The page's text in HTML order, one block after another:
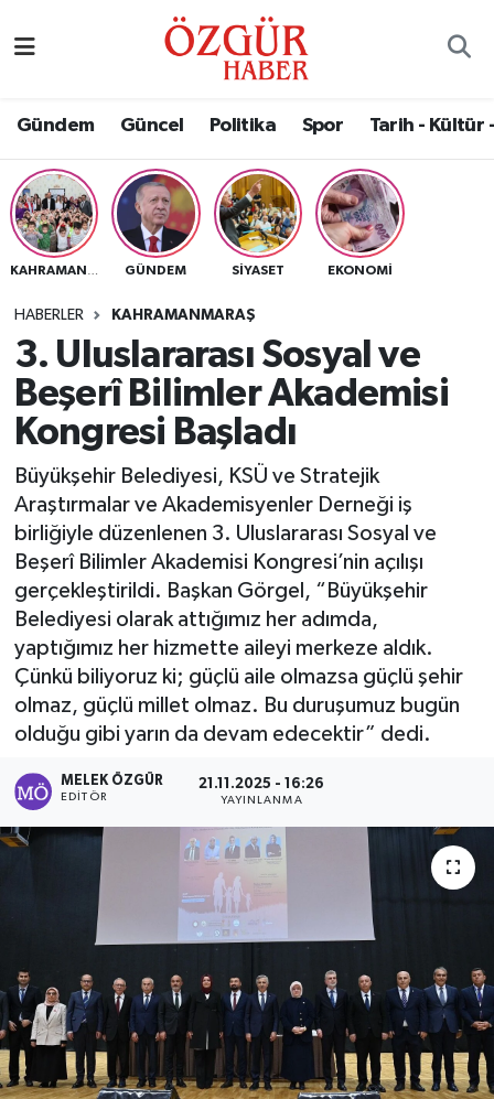
Gündem Güncel Politika Spor Tarih - Kültür
GÜNDEM SIYASET EKONOMI
HABERLER KAHRAMANMARAŞ
3. Uluslararası Sosyal ve
Beşerî Bilimler Akademisi
Kongresi Başladı
Büyükşehir Belediyesi, KSÜ ve Stratejik
Araştırmalar ve Akademisyenler Derneği iş
birliğiyle düzenlenen 3. Uluslararası Sosyal ve
Beşerî Bilimler Akademisi Kongresi’nin açılışı
gerçekleştirildi. Başkan Görgel, “Büyükşehir
Belediyesi olarak attığımız her adımda,
yaptığımız her hizmette aileyi merkeze aldık.
Çünkü biliyoruz ki; güçlü aile olmazsa güçlü şehir
olmaz, güçlü millet olmaz. Bu duruşumuz bugün
olduğu gibi yarın da devam edecektir” dedi.
MELEK ÖZGÜR
EDITÖR
21.11.2025 - 16:26
YAYINLANMA
Eğitim
Ekonomi
Güncel
Gündem
Magazin
Politika
Sağlık
Spor
Tarih - Kültür - Sanat - Turizm
Yaşam
Nöbetçi Eczaneler
Namaz Vakitleri
Trafik Durumu
Süper Lig Puan Durumu ve Fikstür
Tüm Manşetler
Son Dakika Haberleri
Haber Arşivi